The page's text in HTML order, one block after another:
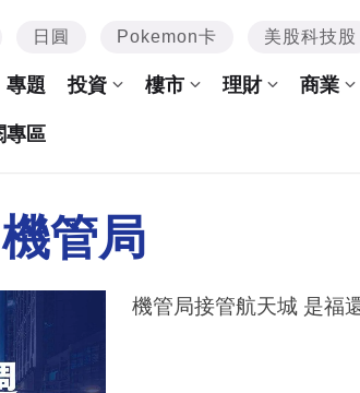
日圓 Pokemon卡 美股科技股
專題 投資 樓市 理財 商業
專區
機管局
機管局接管航天城 是福